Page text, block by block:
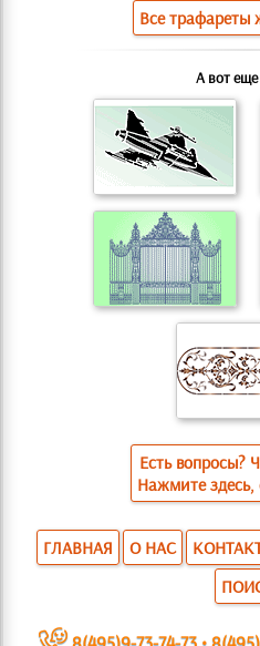
Все трафареты
А вот еще
Есть вопросы?
Нажмите
ГЛАВНАЯ О НАС